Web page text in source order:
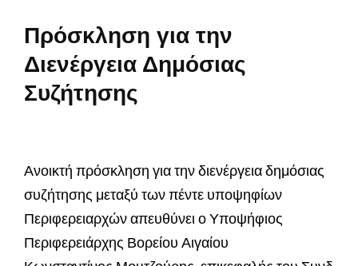
Πρόσκληση για την
Διενέργεια Δημόσιας
Συζήτησης
Ανοικτή πρόσκληση για την διενέργεια δημόσιας
συζήτησης μεταξύ των πέντε υποψηφίων
Περιφερειαρχών απευθύνει ο Υποψήφιος
Περιφερειάρχης Βορείου Αιγαίου